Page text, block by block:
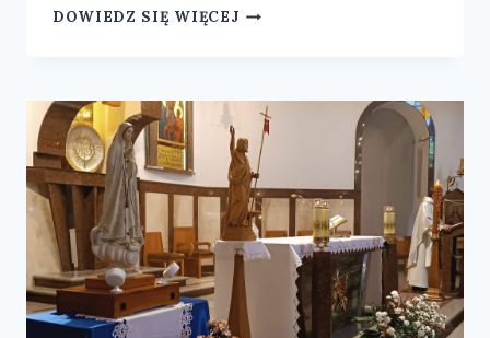
DOWIEDZ SIĘ WIĘCEJUROCZYSTOŚĆ
PELCZARA